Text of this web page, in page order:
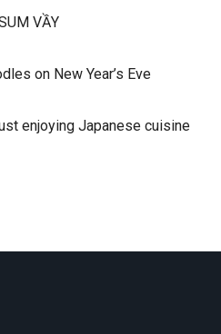
VẦY
on New Year’s Eve
enjoying Japanese cuisine